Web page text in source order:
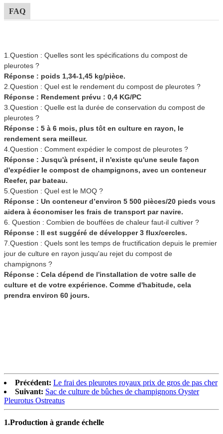
FAQ
1.Question : Quelles sont les spécifications du compost de
pleurotes ?
Réponse : poids 1,34-1,45 kg/pièce.
2.Question : Quel est le rendement du compost de pleurotes ?
Réponse : Rendement prévu : 0,4 KG/PC
3.Question : Quelle est la durée de conservation du compost de
pleurotes ?
Réponse : 5 à 6 mois, plus tôt en culture en rayon, le
rendement sera meilleur.
4.Question : Comment expédier le compost de pleurotes ?
Réponse : Jusqu'à présent, il n'existe qu'une seule façon
d'expédier le compost de champignons, avec un conteneur
Reefer, par bateau.
5.Question : Quel est le MOQ ?
Réponse : Un conteneur d’environ 5 500 pièces/20 pieds vous
aidera à économiser les frais de transport par navire.
6. Question : Combien de bouffées de chaleur faut-il cultiver ?
Réponse : Il est suggéré de développer 3 flux/cercles.
7.Question : Quels sont les temps de fructification depuis le premier
jour de culture en rayon jusqu'au rejet du compost de
champignons ?
Réponse : Cela dépend de l'installation de votre salle de
culture et de votre expérience. Comme d'habitude, cela
prendra environ 60 jours.
Précédent: Le frai des pleurotes royaux prix de gros de pas cher
Suivant: Sac de culture de bûches de champignons Oyster
Pleurotus Ostreatus
1.Production à grande échelle